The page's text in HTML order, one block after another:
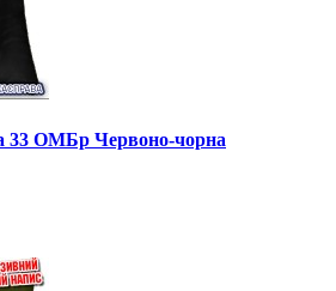
33 ОМБр Червоно-чорна